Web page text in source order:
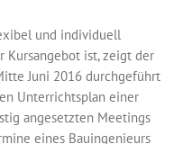
und individuell
ist, zeigt der
Juni 2016 durchgeführt
Unterrichtsplan einer
angesetzten Meetings
eines Bauingenieurs